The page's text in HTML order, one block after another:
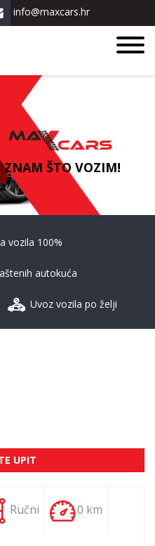
info@maxcars.hr
ZNAM ŠTO VOZIM!
vozila 100%
autokuća
Uvoz vozila po želji
UPIT
Ručni 0 km